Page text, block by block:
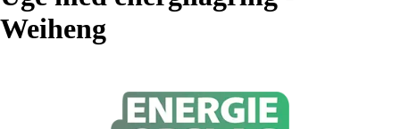
Weiheng